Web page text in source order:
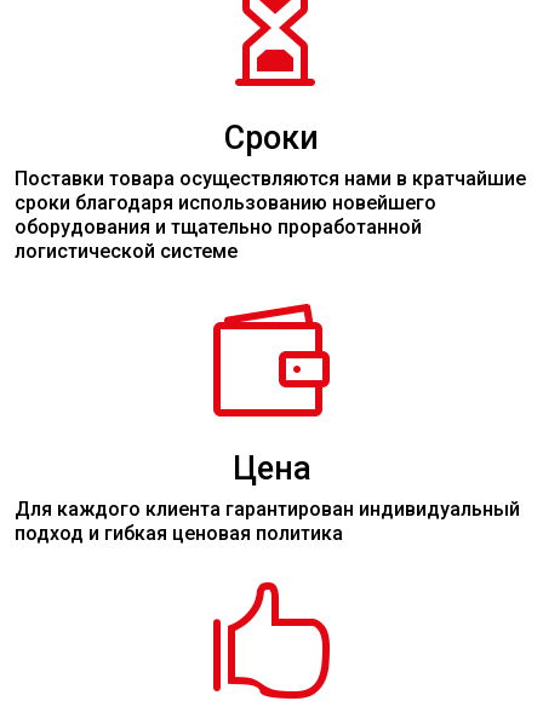

Сроки
Поставки товара осуществляются нами в кратчайшие
сроки благодаря использованию новейшего
оборудования и тщательно проработанной
логистической системе

Цена
Для каждого клиента гарантирован индивидуальный
подход и гибкая ценовая политика
